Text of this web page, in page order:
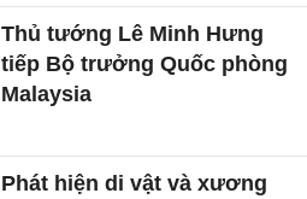
Thủ tướng Lê Minh Hưng
tiếp Bộ trưởng Quốc phòng
Malaysia
Phát hiện di vật và xương